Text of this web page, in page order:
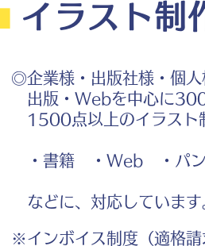
イラスト制
◎企業様・出版社様・個人
出版・Webを中心に300
1500点以上のイラスト
・書籍 ・Web ・パ
などに、対応しています
※インボイス制度（適格請